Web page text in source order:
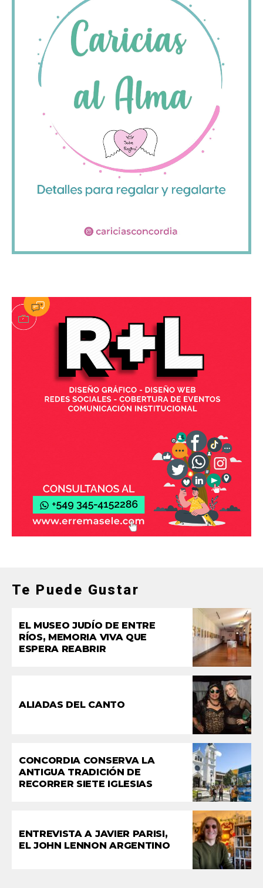
Te Puede Gustar
EL MUSEO JUDÍO DE ENTRE
RÍOS, MEMORIA VIVA QUE
ESPERA REABRIR
ALIADAS DEL CANTO
CONCORDIA CONSERVA LA
ANTIGUA TRADICIÓN DE
RECORRER SIETE IGLESIAS
ENTREVISTA A JAVIER PARISI,
EL JOHN LENNON ARGENTINO